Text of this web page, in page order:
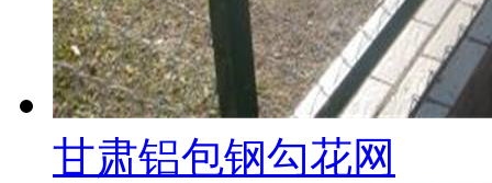
甘肃铝包钢勾花网